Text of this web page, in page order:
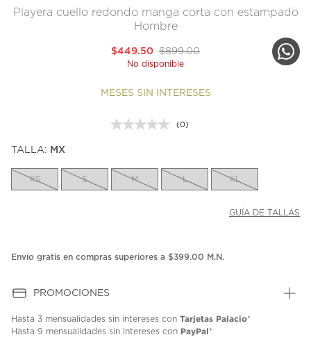
Playera cuello redondo manga corta con estampado
Hombre
$899.00
$449.50
No disponible
MESES SIN INTERESES
Sin
la
misma
(0)
TALLA: MX
XS S M L XL
GUÍA DE TALLAS
Envío gratis en compras superiores a $399.00 M.N.
PROMOCIONES
Hasta 3 mensualidades sin intereses con Tarjetas Palacio*
Hasta 9 mensualidades sin intereses con PayPal*